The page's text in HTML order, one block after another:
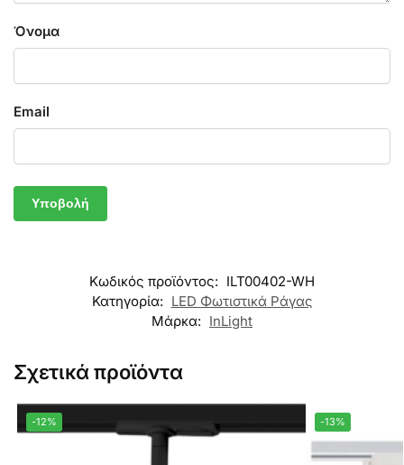
Όνομα
Email
Κωδικός προϊόντος: ILT00402-WH
Κατηγορία: LED Φωτιστικά Ράγας
Μάρκα: InLight
Σχετικά προϊόντα
-12% -13%